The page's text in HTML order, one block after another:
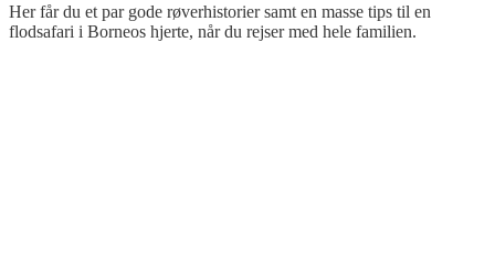
Her får du et par gode røverhistorier samt en masse tips til en
flodsafari i Borneos hjerte, når du rejser med hele familien.